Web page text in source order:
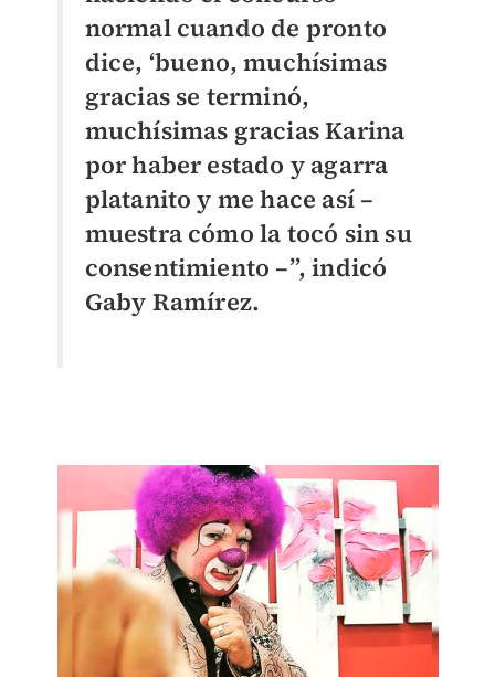
normal cuando de pronto
dice, ‘bueno, muchísimas
gracias se terminó,
muchísimas gracias Karina
por haber estado y agarra
platanito y me hace así –
muestra cómo la tocó sin su
consentimiento –”, indicó
Gaby Ramírez.